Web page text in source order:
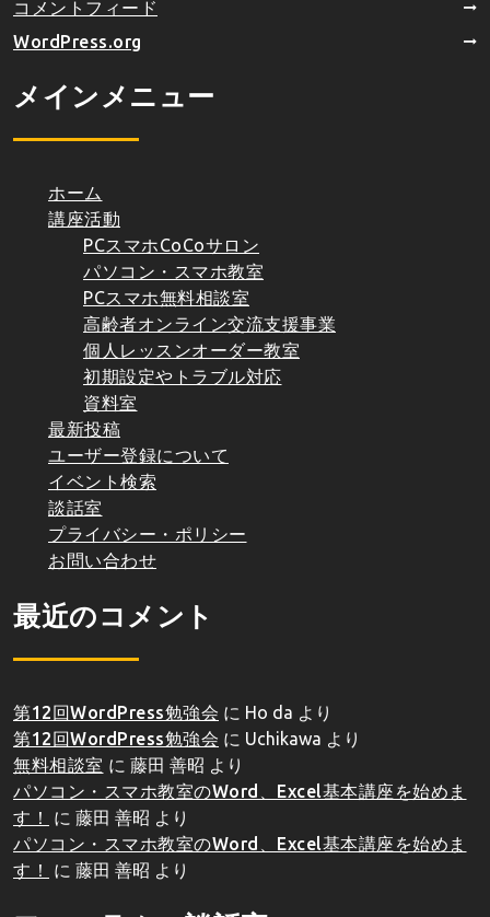
コメントフィード
WordPress.org
メインメニュー
ホーム
講座活動
PCスマホCoCoサロン
パソコン・スマホ教室
PCスマホ無料相談室
高齢者オンライン交流支援事業
個人レッスンオーダー教室
初期設定やトラブル対応
資料室
最新投稿
ユーザー登録について
イベント検索
談話室
プライバシー・ポリシー
お問い合わせ
最近のコメント
第12回WordPress勉強会 に Ho da より
第12回WordPress勉強会 に Uchikawa より
無料相談室 に 藤田 善昭 より
パソコン・スマホ教室のWord、Excel基本講座を始めま
す！
に 藤田 善昭 より
パソコン・スマホ教室のWord、Excel基本講座を始めま
す！
に 藤田 善昭 より